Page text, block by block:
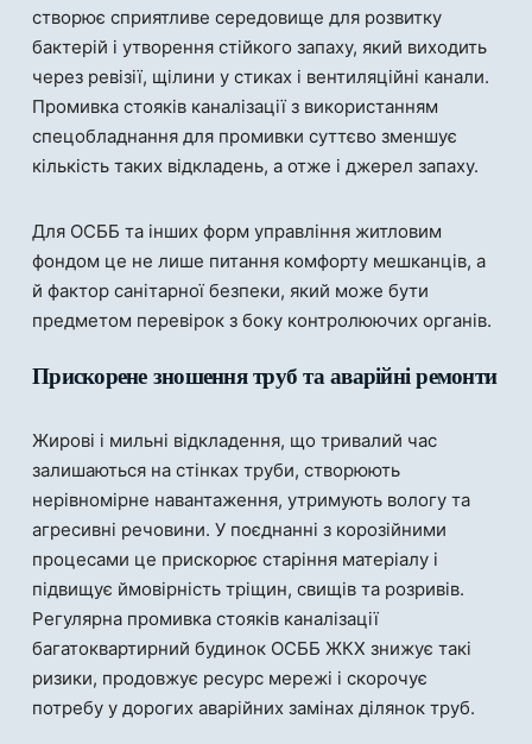
створює сприятливе середовище для розвитку
бактерій і утворення стійкого запаху, який виходить
через ревізії, щілини у стиках і вентиляційні канали.
Промивка стояків каналізації з використанням
спецобладнання для промивки суттєво зменшує
кількість таких відкладень, а отже і джерел запаху.
Для ОСББ та інших форм управління житловим
фондом це не лише питання комфорту мешканців, а
й фактор санітарної безпеки, який може бути
предметом перевірок з боку контролюючих органів.
Прискорене зношення труб та аварійні ремонти
Жирові і мильні відкладення, що тривалий час
залишаються на стінках труби, створюють
нерівномірне навантаження, утримують вологу та
агресивні речовини. У поєднанні з корозійними
процесами це прискорює старіння матеріалу і
підвищує ймовірність тріщин, свищів та розривів.
Регулярна промивка стояків каналізації
багатоквартирний будинок ОСББ ЖКХ знижує такі
ризики, продовжує ресурс мережі і скорочує
потребу у дорогих аварійних замінах ділянок труб.